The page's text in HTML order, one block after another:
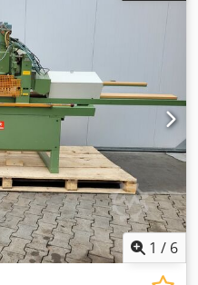
1 / 6